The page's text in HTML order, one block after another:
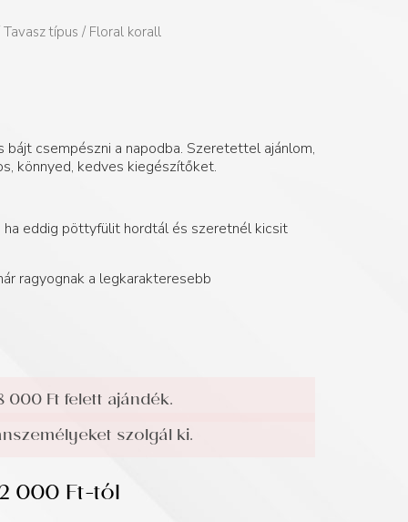
Tavasz típus / Floral korall
bájt csempészni a napodba. Szeretettel ajánlom,
könnyed, kedves kiegészítőket.
eddig pöttyfülit hordtál és szeretnél kicsit
ragyognak a legkarakteresebb
Ft felett ajándék.
szolgál ki.
000Ft-tól